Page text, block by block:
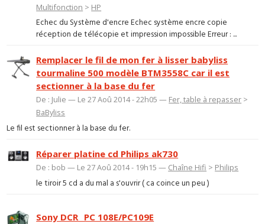
Multifonction > HP
Echec du Système d'encre Echec système encre copie
réception de télécopie et impression impossible Erreur : ...
Remplacer le fil de mon fer à lisser babyliss
tourmaline 500 modèle BTM3558C car il est
sectionner à la base du fer
De : Julie — Le 27 Aoû 2014 - 22h05 — Fer, table à repasser >
BaByliss
Le fil est sectionner à la base du fer.
Réparer platine cd Philips ak730
De : bob — Le 27 Aoû 2014 - 19h15 — Chaîne Hifi > Philips
le tiroir 5 cd a du mal a s'ouvrir ( ca coince un peu )
Sony DCR_ PC 108E/PC109E